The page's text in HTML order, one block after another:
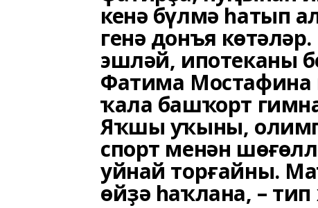
кенә бүлмә һатып
генә донъя
эшләй, ипотеканы
Фатима Мостафина
ҡала башҡорт
Яҡшы уҡыны,
спорт менән
уйнай торғайны.
өйҙә һаҡлана, – тип